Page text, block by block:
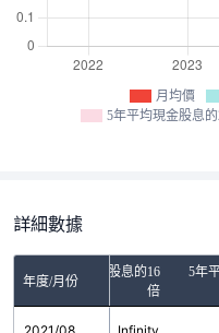
月均價
5年平均現金股息
詳細數據
年度/月份
5年平均現金股息的16
倍
5年